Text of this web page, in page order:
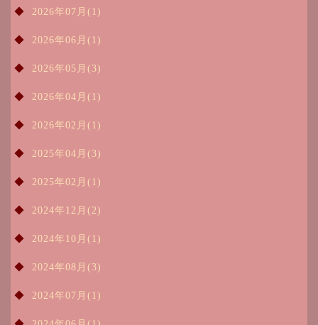
2026年07月(1)
2026年06月(1)
2026年05月(3)
2026年04月(1)
2026年02月(1)
2025年04月(3)
2025年02月(1)
2024年12月(2)
2024年10月(1)
2024年08月(3)
2024年07月(1)